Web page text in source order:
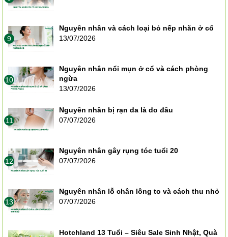
9
Nguyên nhân và cách loại bỏ nếp nhăn ở cổ
13/07/2026
10
Nguyên nhân nổi mụn ở cổ và cách phòng
ngừa
13/07/2026
11
Nguyên nhân bị rạn da là do đâu
07/07/2026
12
Nguyên nhân gây rụng tóc tuổi 20
07/07/2026
13
Nguyên nhân lỗ chân lông to và cách thu nhỏ
07/07/2026
Hotchland 13 Tuổi – Siêu Sale Sinh Nhật, Quà